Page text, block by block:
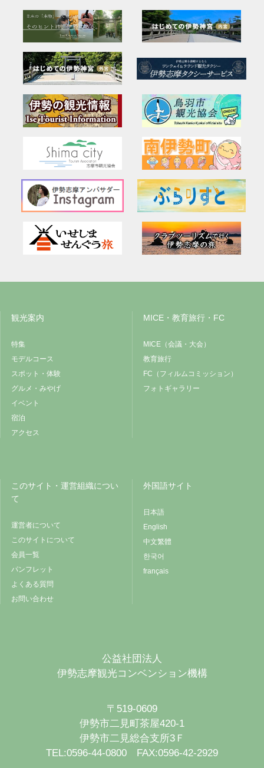
観光案内
特集
モデルコース
スポット・体験
グルメ・みやげ
イベント
宿泊
アクセス
MICE・教育旅行・FC
MICE（会議・大会）
教育旅行
FC（フィルムコミッション）
フォトギャラリー
このサイト・運営組織につい
て
運営者について
このサイトについて
会員一覧
パンフレット
よくある質問
お問い合わせ
外国語サイト
日本語
English
中文繁體
한국어
français
公益社団法人
伊勢志摩観光コンベンション機構
〒519-0609
伊勢市二見町茶屋420-1
伊勢市二見総合支所3Ｆ
TEL:0596-44-0800 FAX:0596-42-2929